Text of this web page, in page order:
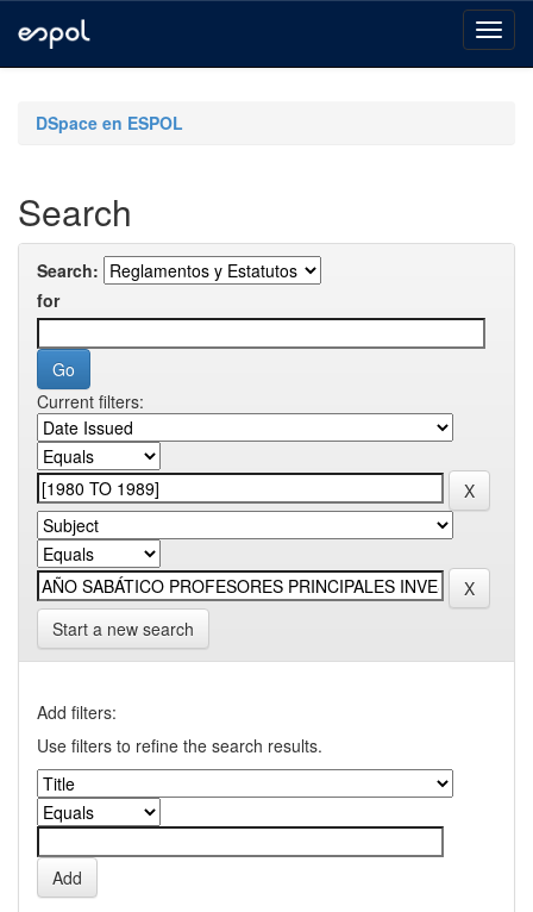
navigationDSpace en ESPOL
Search
Search:
for
Current filters:
Start a new search
Add filters:
Use filters to refine the search results.